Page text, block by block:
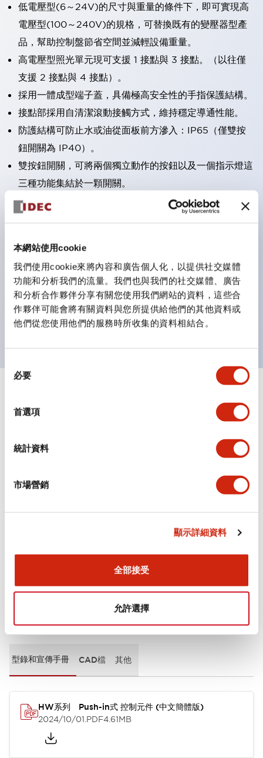
本網站使用cookie
我們使用cookie來將內容和廣告個人化，以提供社交媒體
功能和分析我們的流量。我們也與我們的社交媒體、廣告
和分析合作夥伴分享有關您使用我們網站的資料，這些合
作夥伴可能會將有關資料與您所提供給他們的其他資料或
他們從您使用他們的服務時所收集的資料相結合。
必要
首選項
統計資料
市場營銷
顯示詳細資料
全部接受
允許選擇
低電壓型(6～24V)的尺寸與重量的條件下，即可實現高
電壓型(100～240V)的規格，可替換既有的變壓器型產
品，幫助控制盤節省空間並減輕設備重量。
高電壓型照光單元現可支援 1 接點與 3 接點。（以往僅
支援 2 接點與 4 接點）。
採用一體成型端子蓋，具備極高安全性的手指保護結構。
接點部採用自清潔滾動接觸方式，維持穩定導通性能。
防護結構可防止水或油從面板前方滲入：IP65（僅雙按
鈕開關為 IP40）。
雙按鈕開關，可將兩個獨立動作的按鈕以及一個指示燈這
三種功能集結於一顆開關。
完整支援全球各地需求的多種電壓規格。
顏色。
支援色彩通用設計（CUD）：可清楚辨識正方平頭形指
示燈的亮燈/熄燈狀態，以及點燈時的顏色識別。
符合 ISO 3864-4 安全色規範：在危險或緊急狀況下，
顏色表現更明確鮮明，便於更多人識別。
電氣規範（額定照明部分）
環境規範
型錄和宣傳手冊 CAD檔 其他
HW系列 Push-in式 控制元件 (中文簡體版)
2024/10/01.PDF4.61MB